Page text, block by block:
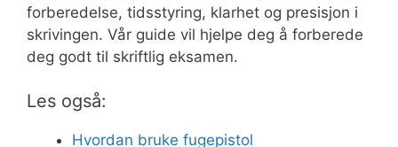
forberedelse, tidsstyring, klarhet og presisjon i
skrivingen. Vår guide vil hjelpe deg å forberede
deg godt til skriftlig eksamen.
Les også:
Hvordan bruke fugepistol